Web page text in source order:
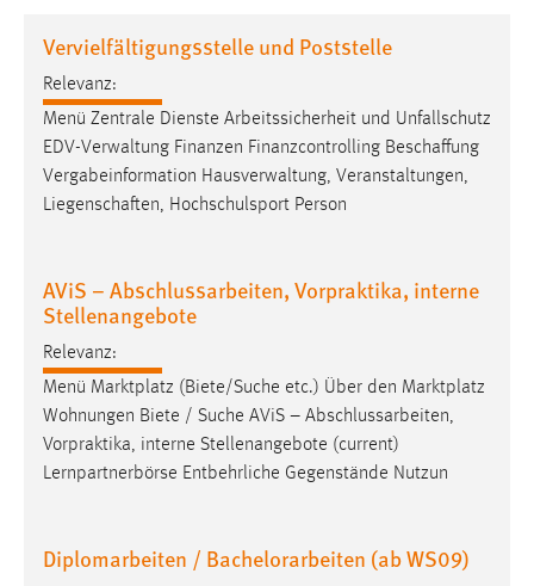
Vervielfältigungsstelle und Poststelle
Relevanz:
Menü Zentrale Dienste Arbeitssicherheit und Unfallschutz
EDV-Verwaltung Finanzen Finanzcontrolling Beschaffung
Vergabeinformation Hausverwaltung, Veranstaltungen,
Liegenschaften, Hochschulsport Person
AViS – Abschlussarbeiten, Vorpraktika, interne
Stellenangebote
Relevanz:
Menü Marktplatz (Biete/Suche etc.) Über den Marktplatz
Wohnungen Biete / Suche AViS – Abschlussarbeiten,
Vorpraktika, interne Stellenangebote (current)
Lernpartnerbörse Entbehrliche Gegenstände Nutzun
Diplomarbeiten / Bachelorarbeiten (ab WS09)
Performance
Name:
Zweck:
Sprachpräferenz
Name:
site-language-preference
Zweck:
Das Cookie speichert die gewählte Sprache der Website.